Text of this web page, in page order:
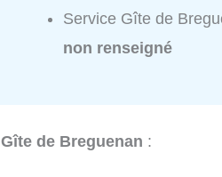
Service Gîte de
non renseigné
Gîte de Breguenan :